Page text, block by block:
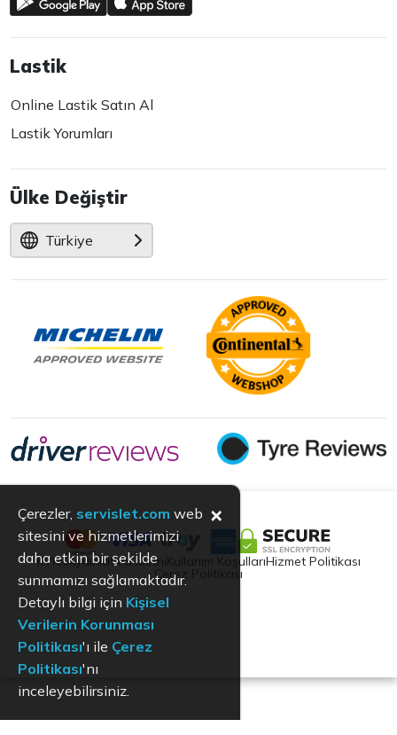
Lastik
Online Lastik Satın Al
Lastik Yorumları
Ülke Değiştir
Türkiye
KVKKAydınlatma Metni Kullanım KoşullarıHizmet Politikası
Çerez Politikası
Çerezler, servislet.com web
sitesini ve hizmetlerimizi
daha etkin bir şekilde
sunmamızı sağlamaktadır.
Detaylı bilgi için Kişisel
Verilerin Korunması
Politikası'ı ile Çerez
Politikası'nı
inceleyebilirsiniz.
×